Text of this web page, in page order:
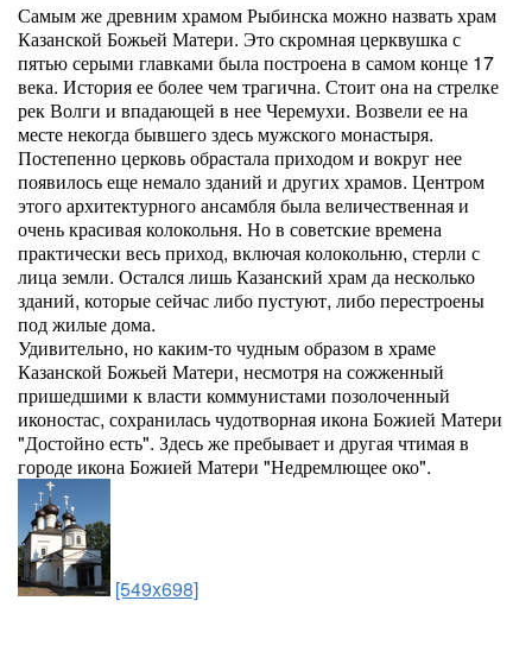
Самым же древним храмом Рыбинска можно назвать храм
Казанской Божьей Матери. Это скромная церквушка с
пятью серыми главками была построена в самом конце 17
века. История ее более чем трагична. Стоит она на стрелке
рек Волги и впадающей в нее Черемухи. Возвели ее на
месте некогда бывшего здесь мужского монастыря.
Постепенно церковь обрастала приходом и вокруг нее
появилось еще немало зданий и других храмов. Центром
этого архитектурного ансамбля была величественная и
очень красивая колокольня. Но в советские времена
практически весь приход, включая колокольню, стерли с
лица земли. Остался лишь Казанский храм да несколько
зданий, которые сейчас либо пустуют, либо перестроены
под жилые дома.
Удивительно, но каким-то чудным образом в храме
Казанской Божьей Матери, несмотря на сожженный
пришедшими к власти коммунистами позолоченный
иконостас, сохранилась чудотворная икона Божией Матери
"Достойно есть". Здесь же пребывает и другая чтимая в
городе икона Божией Матери "Недремлющее око".
[549x698]